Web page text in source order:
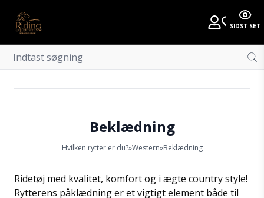
Beklædning
Hvilken rytter er du?»Western»Beklædning
Ridetøj med kvalitet, komfort og i ægte country style!
Rytterens påklædning er et vigtigt element både til
SIDST SET